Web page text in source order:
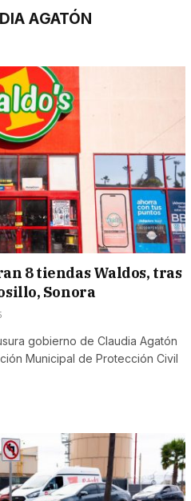
AGATÓN
8 tiendas Waldos, tras
Sonora
gobierno de Claudia Agatón
Municipal de Protección Civil